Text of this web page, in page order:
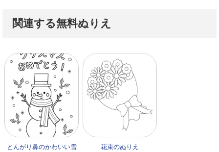
関連する無料ぬりえ
とんがり鼻のかわいい雪
花束のぬりえ